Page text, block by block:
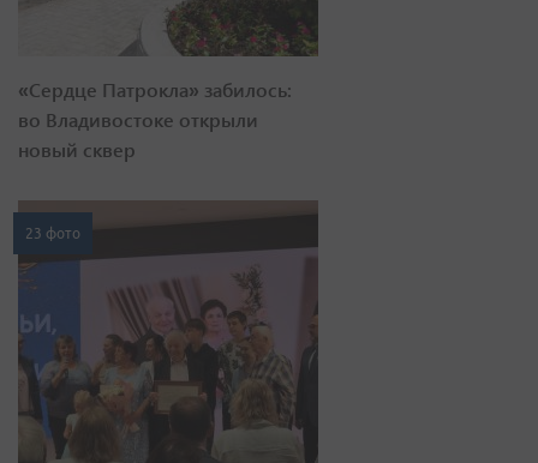
«Сердце Патрокла» забилось:
во Владивостоке открыли
новый сквер
23 фото